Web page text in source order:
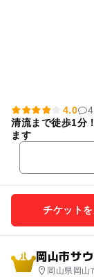
4.0
清流まで徒歩1分
ます
チケット
1 岡山市サ
岡山県岡山